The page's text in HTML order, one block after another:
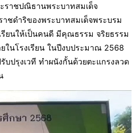
ราชปณิธานพระบาทสมเด็จ
ชดำริของพระบาทสมเด็จพระบรม
ยนให้เป็นคนดี มีคุณธรรม จริยธรรม
นโรงเรียน ในปีงบประมาณ 2568
บปรุงเวที ทำผนังกั้นด้วยตะแกรงลวด